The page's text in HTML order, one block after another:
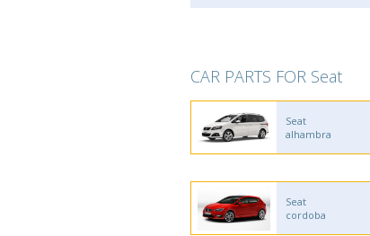
CAR PARTS FOR Seat
Seat
alhambra
Seat
cordoba